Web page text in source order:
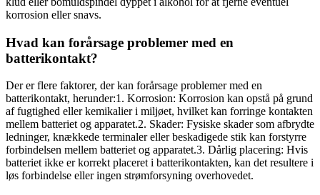
korrosion eller snavs.
Hvad kan forårsage problemer med en
batterikontakt?
Der er flere faktorer, der kan forårsage problemer med en
batterikontakt, herunder:1. Korrosion: Korrosion kan opstå på grund
af fugtighed eller kemikalier i miljøet, hvilket kan forringe kontakten
mellem batteriet og apparatet.2. Skader: Fysiske skader som afbrydte
ledninger, knækkede terminaler eller beskadigede stik kan forstyrre
forbindelsen mellem batteriet og apparatet.3. Dårlig placering: Hvis
batteriet ikke er korrekt placeret i batterikontakten, kan det resultere i
løs forbindelse eller ingen strømforsyning overhovedet.